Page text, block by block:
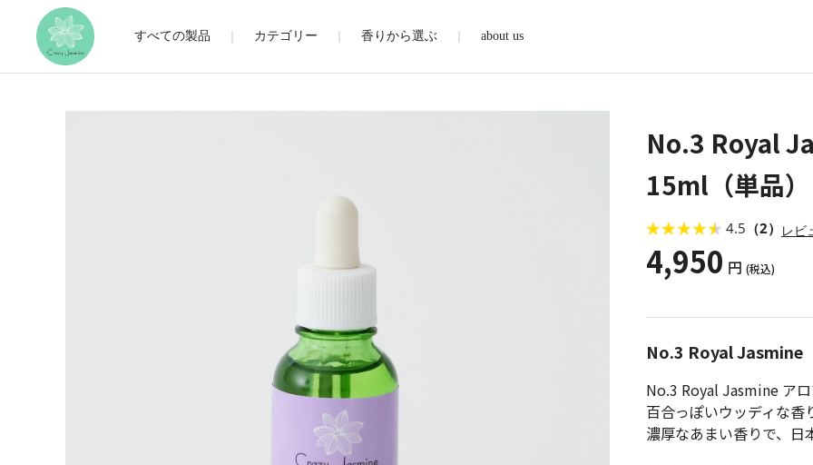
すべての製品 カテゴリー 香りから選ぶ about us
No.3 Royal
15ml（単品）
4.5 （2） レビ
4,950 円 (税込)
No.3 Royal Jasmine
No.3 Royal Jasmine ア
百合っぽいウッディな香
濃厚なあまい香りで、日